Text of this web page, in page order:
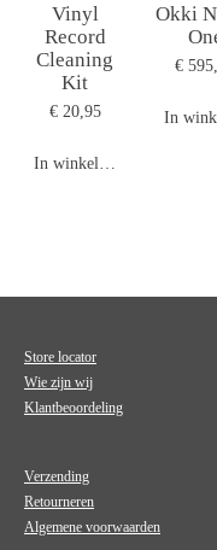
Vinyl
Record
Cleaning
Kit
€ 20,95
In winkelwagen
Okki
€
In
Store locator
Wie zijn wij
Klantbeoordeling
Verzending
Retourneren
Algemene voorwaarden